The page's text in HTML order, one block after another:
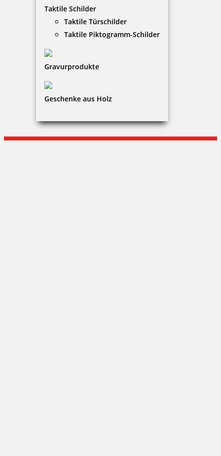
Taktile Schilder
Taktile Türschilder
Taktile Piktogramm-Schilder
Gravurprodukte
Geschenke aus Holz
Mein Konto
KONTAKT
Repro Kellerer GmbH
Mirjam Kellerer
+49 (0)89 - 520 32 969